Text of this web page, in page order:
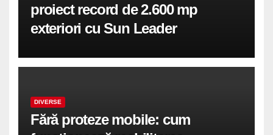
proiect record de 2.600 mp
exteriori cu Sun Leader
DIVERSE
Fără proteze mobile: cum